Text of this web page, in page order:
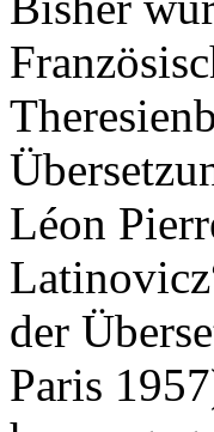
Léon
der
Paris